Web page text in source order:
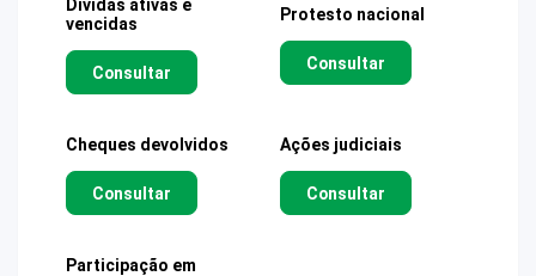
Dívidas ativas e
vencidas
Consultar
Protesto nacional
Consultar
Cheques devolvidos
Consultar
Ações judiciais
Consultar
Participação em